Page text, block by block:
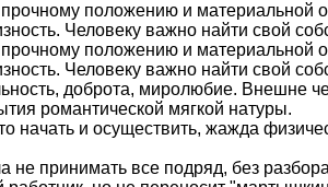
положению и материальной
Человеку важно найти свой
положению и материальной
Человеку важно найти свой
доброта, миролюбие. Внешне
романтической мягкой натуры.
начать и осуществить, жажда
не принимать все подряд, без